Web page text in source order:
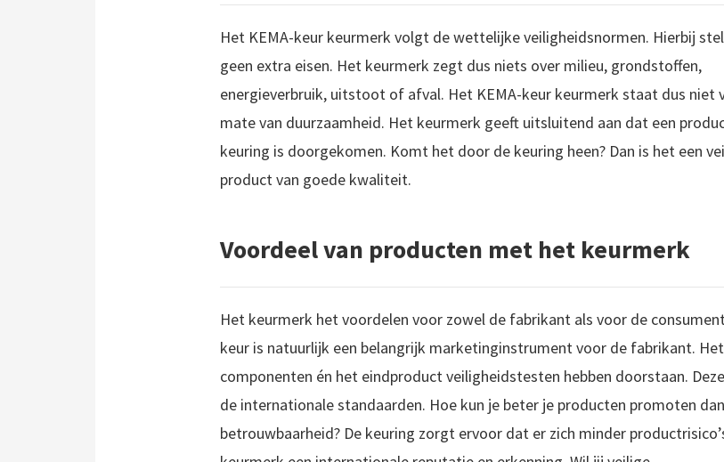
Het KEMA-keur keurmerk volgt de wettelijke veiligheidsnormen. Hierbij
geen extra eisen. Het keurmerk zegt dus niets over milieu, grondstoffen,
energieverbruik, uitstoot of afval. Het KEMA-keur keurmerk staat dus niet
mate van duurzaamheid. Het keurmerk geeft uitsluitend aan dat een
keuring is doorgekomen. Komt het door de keuring heen? Dan is het een
product van goede kwaliteit.
Voordeel van producten met het keurmerk
Het keurmerk het voordelen voor zowel de fabrikant als voor de
keur is natuurlijk een belangrijk marketinginstrument voor de fabrikant.
componenten én het eindproduct veiligheidstesten hebben doorstaan.
de internationale standaarden. Hoe kun je beter je producten promoten
betrouwbaarheid? De keuring zorgt ervoor dat er zich minder